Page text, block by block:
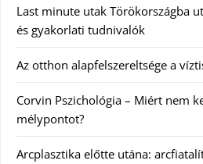
Last minute utak Törökországba
és gyakorlati tudnivalók
Az otthon alapfelszereltsége a
Corvin Pszichológia – Miért nem
mélypontot?
Arcplasztika előtte utána: